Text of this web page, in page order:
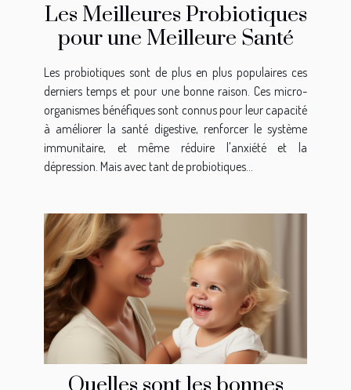
Les Meilleures Probiotiques
pour une Meilleure Santé
Les probiotiques sont de plus en plus populaires ces
derniers temps et pour une bonne raison. Ces micro-
organismes bénéfiques sont connus pour leur capacité
à améliorer la santé digestive, renforcer le système
immunitaire, et même réduire l'anxiété et la
dépression. Mais avec tant de probiotiques...